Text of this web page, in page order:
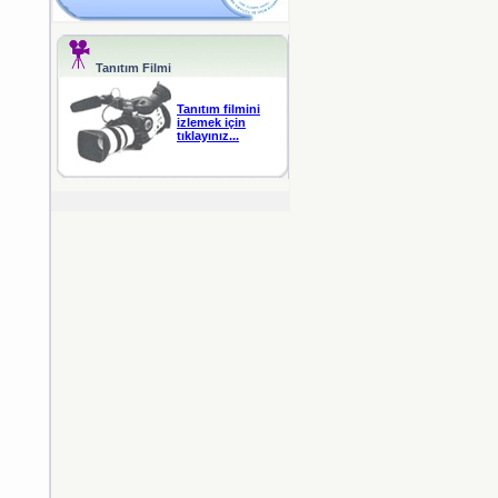
Tanıtım Filmi
Tanıtım filmini
izlemek için
tıklayınız...